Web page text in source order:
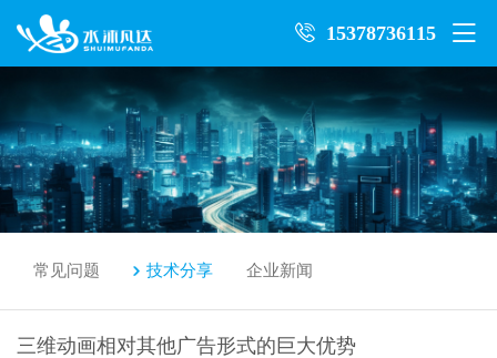
15378736115
常见问题 技术分享 企业新闻
三维动画相对其他广告形式的巨大优势